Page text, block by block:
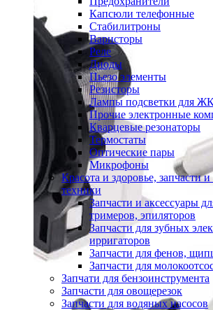
Капсюли телефонные
Стабилитроны
Варисторы
Реле
Диоды
Пьезо элементы
Резисторы
Лампы подсветки для
Прочие электронные
Кварцевые резонаторы
Термостаты
Оптические пары
Микрофоны
Красота и здоровье, запчасти
техники
Запчасти и аксессуары
тримеров, эпиляторов
Запчасти для зубных
ирригаторов
Запчасти для фенов,
Запчасти для
Запчати для бензоинструмента
Запчасти для овощерезок
Запчасти для водяных насосов